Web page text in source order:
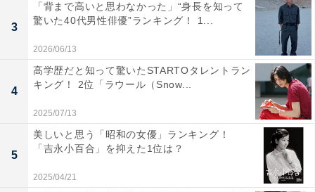
3
「背まで高いと思わなかった」“身長を知って
驚いた40代男性俳優”ランキング！ 1...
2026/06/13
4
高学歴だと知って驚いたSTARTOタレントラン
キング！ 2位「ラウール（Snow...
2025/07/13
5
美しいと思う「昭和の女優」ランキング！
「吉永小百合」を抑えた1位は？
2025/04/21